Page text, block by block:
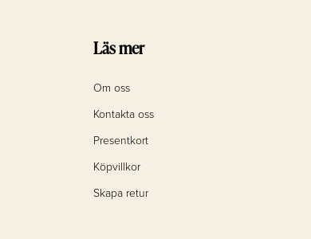
Läs mer
Om oss
Kontakta oss
Presentkort
Köpvillkor
Skapa retur